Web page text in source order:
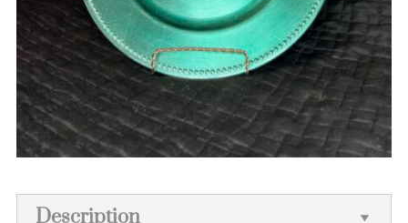
Description